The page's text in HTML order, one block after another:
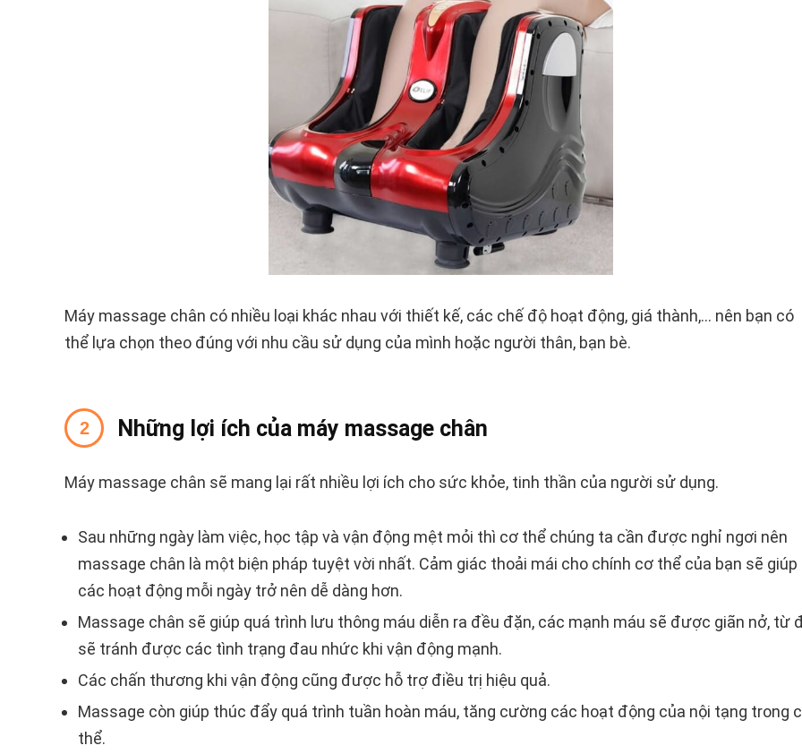
Máy massage chân có nhiều loại khác nhau với thiết kế, các chế độ hoạt động, giá thành,… nên bạn có
thể lựa chọn theo đúng với nhu cầu sử dụng của mình hoặc người thân, bạn bè.
Những lợi ích của máy massage chân
Máy massage chân sẽ mang lại rất nhiều lợi ích cho sức khỏe, tinh thần của người sử dụng.
Sau những ngày làm việc, học tập và vận động mệt mỏi thì cơ thể chúng ta cần được nghỉ ngơi nên
massage chân là một biện pháp tuyệt vời nhất. Cảm giác thoải mái cho chính cơ thể của bạn sẽ giúp
các hoạt động mỗi ngày trở nên dễ dàng hơn.
Massage chân sẽ giúp quá trình lưu thông máu diễn ra đều đặn, các mạnh máu sẽ được giãn nở, từ
sẽ tránh được các tình trạng đau nhức khi vận động mạnh.
Các chấn thương khi vận động cũng được hỗ trợ điều trị hiệu quả.
Massage còn giúp thúc đẩy quá trình tuần hoàn máu, tăng cường các hoạt động của nội tạng trong
thể.